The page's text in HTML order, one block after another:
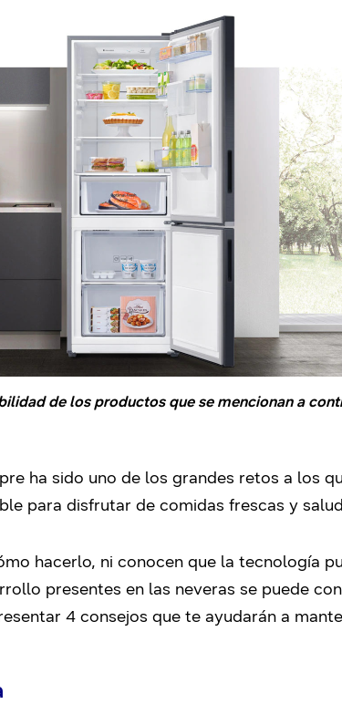
de los productos que se mencionan a
ha sido uno de los grandes retos a los
para disfrutar de comidas frescas y
hacerlo, ni conocen que la tecnología
presentes en las neveras se puede
4 consejos que te ayudarán a